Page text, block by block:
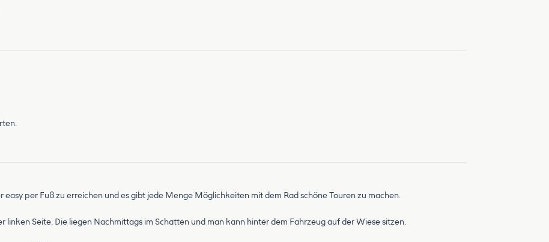
easy per Fuß zu erreichen und es gibt jede Menge Möglichkeiten mit dem Rad schöne Touren zu machen.
linken Seite. Die liegen Nachmittags im Schatten und man kann hinter dem Fahrzeug auf der Wiese sitzen.